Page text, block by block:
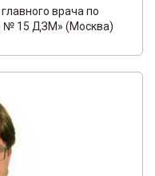
врача по
№ 15 ДЗМ» (Москва)